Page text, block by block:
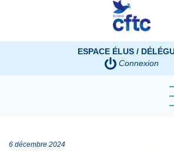
ESPACE ÉLUS /
Connexion
6 décembre 2024
Panneau de gestion des cookies